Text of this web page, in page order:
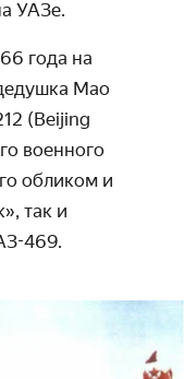
УАЗе.
года на
Мао
(Beijing
военного
обликом и
так и
469.